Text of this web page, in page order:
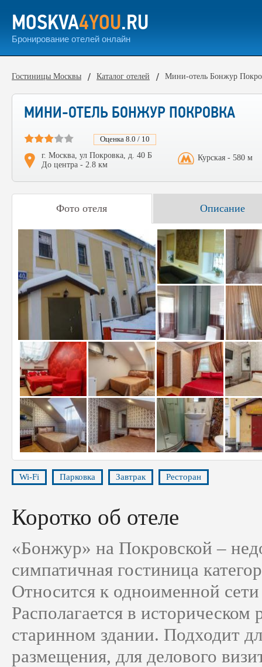
MOSKVA4YOU.RU
Бронирование отелей онлайн
Гостиницы Москвы Каталог отелей Мини-отель Бонжур
МИНИ-ОТЕЛЬ БОНЖУР ПОКРОВКА
Оценка 8.0 / 10
г. Москва, ул Покровка, д. 40 Б
До центра - 2.8 км
Курская - 580 м
Фото отеля Описание
Wi-Fi Парковка Завтрак Ресторан
Коротко об отеле
«Бонжур» на Покровской –
симпатичная гостиница
Относится к одноименной сети
Располагается в историческом
старинном здании. Подходит
размещения, для делового